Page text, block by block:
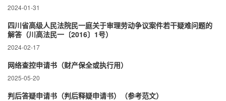
2024-01-31
四川省高级人民法院民一庭关于审理劳动争议案件若干疑难问题的
解答（川高法民一〔2016〕1号）
2024-02-17
网络查控申请书（财产保全或执行用）
2025-05-20
判后答疑申请书（判后释疑申请书）（参考范文）